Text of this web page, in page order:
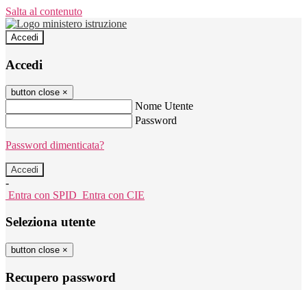
Salta al contenuto
Accedi
Accedi
button close ×
Nome Utente
Password
Password dimenticata?
-
Entra con SPID Entra con CIE
Seleziona utente
button close ×
Recupero password